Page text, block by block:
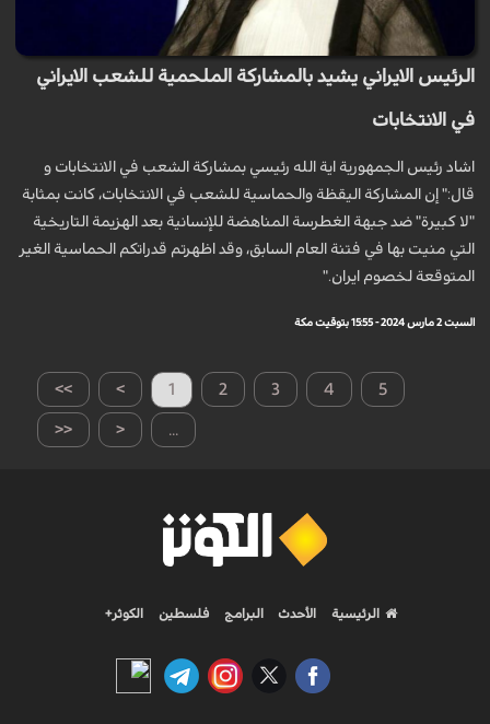
الرئيس الايراني يشيد بالمشاركة الملحمية للشعب الايراني
في الانتخابات
اشاد رئيس الجمهورية اية الله رئيسي بمشاركة الشعب في الانتخابات و
قال:" إن المشاركة اليقظة والحماسية للشعب في الانتخابات، كانت بمثابة
"لا كبيرة" ضد جبهة الغطرسة المناهضة للإنسانية بعد الهزيمة التاريخية
التي منيت بها في فتنة العام السابق، وقد اظهرتم قدراتكم الحماسية الغير
المتوقعة لخصوم ايران."
السبت 2 مارس 2024 - 15:55 بتوقيت مكة
>> > 1 2 3 4 5
...
<
<<
الرئيسية الأحدث البرامج فلسطين الكوثر+